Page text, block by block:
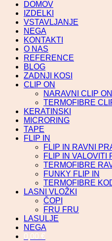
DOMOV
IZDELKI
VSTAVLJANJE
NEGA
KONTAKTI
O NAS
REFERENCE
BLOG
ZADNJI KOSI
CLIP ON
NARAVNI CLIP
TERMOFIBRE
KERATINSKI
MICRORING
TAPE
FLIP IN
FLIP IN RAVNI
FLIP IN VALOVITI
TERMOFIBRE
FUNKY FLIP IN
TERMOFIBRE
LASNI VLOŽKI
ČOPI
FRU FRU
LASULJE
NEGA
0,00 €